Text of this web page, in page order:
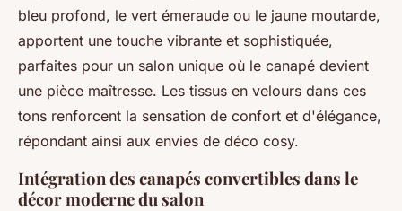
bleu profond, le vert émeraude ou le jaune moutarde,
apportent une touche vibrante et sophistiquée,
parfaites pour un salon unique où le canapé devient
une pièce maîtresse. Les tissus en velours dans ces
tons renforcent la sensation de confort et d'élégance,
répondant ainsi aux envies de déco cosy.
Intégration des canapés convertibles dans le
décor moderne du salon